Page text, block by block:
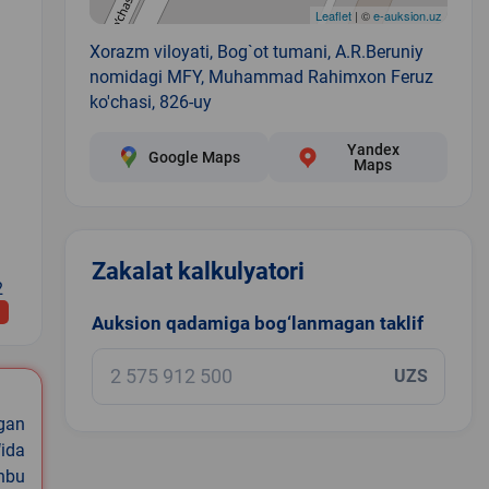
Leaflet| ©e-auksion.uz
Xorazm viloyati, Bog`ot tumani, A.R.Beruniy
nomidagi MFY, Muhammad Rahimxon Feruz
ko'chasi, 826-uy
Google Maps
Yandex
Maps
Zakalat kalkulyatori
Auksion qadamiga bog‘lanmagan taklif
UZS